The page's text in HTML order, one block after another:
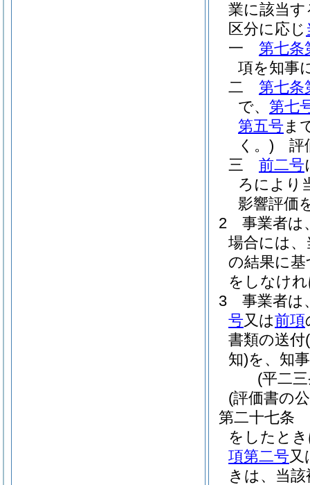
業に該当
区分に応じ
一
第七条
項を知事
二
第七条
で、 第七
第五号ま
く。) 評
三
前二号
ろにより
影響評価
2
事業者は
場合には、
の結果に
をしなけ
3
事業者は
号又は前項
書類の送付
知)を、知
(平二
(評価書の
第二十七条
をしたと
項第二号又
きは、当